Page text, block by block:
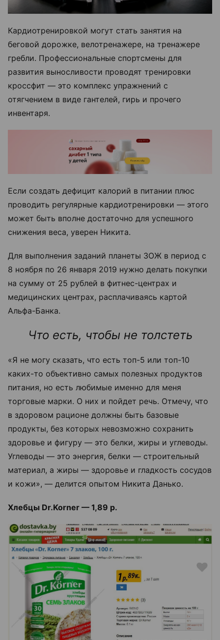
Кардиотренировкой могут стать занятия на
беговой дорожке, велотренажере, на тренажере
гребли. Профессиональные спортсмены для
развития выносливости проводят тренировки
кроссфит — это комплекс упражнений с
отягчением в виде гантелей, гирь и прочего
инвентаря.
Если создать дефицит калорий в питании плюс
проводить регулярные кардиотренировки — этого
может быть вполне достаточно для успешного
снижения веса, уверен Никита.
Для выполнения заданий планеты ЗОЖ в период с
8 ноября по 26 января 2019 нужно делать покупки
на сумму от 25 рублей в фитнес-центрах и
медицинских центрах, расплачиваясь картой
Альфа-Банка.
Что есть, чтобы не толстеть
«Я не могу сказать, что есть топ-5 или топ-10
каких-то объективно самых полезных продуктов
питания, но есть любимые именно для меня
торговые марки. О них и пойдет речь. Отмечу, что
в здоровом рационе должны быть базовые
продукты, без которых невозможно сохранить
здоровье и фигуру — это белки, жиры и углеводы.
Углеводы — это энергия, белки — строительный
материал, а жиры — здоровье и гладкость сосудов
и кожи», — делится опытом Никита Данько.
Хлебцы Dr.Korner — 1,89 р.